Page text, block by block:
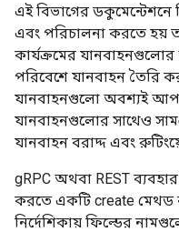
এই বিভাগের ডকুমেন্টেশনে
এবং পরিচালনা করতে হয়
কার্যক্রমের যানবাহনগুলোর
পরিবেশে যানবাহন তৈরি
যানবাহনগুলো অবশ্যই
যানবাহনগুলোর সাথেও
যানবাহন বরাদ্দ এবং
gRPC অথবা REST
করতে একটি create মেথড
নির্দেশিকায় ফিল্ডের